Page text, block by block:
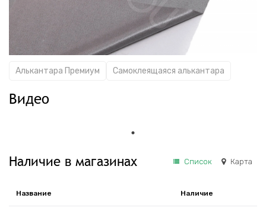
Алькантара Премиум Самоклеящаяся алькантара
Видео
Наличие в магазинах Список Карта
Название Наличие